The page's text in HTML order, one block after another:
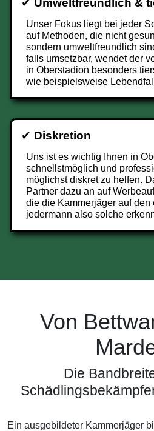
✔ Umweltfreundlich &
Unser Fokus liegt bei jeder
auf Methoden, die nicht
sondern umweltfreundlich
falls umsetzbar, wendet der
in Oberstadion besonders
wie beispielsweise
✔ Diskretion
Uns ist es wichtig Ihnen in
schnellstmöglich und
möglichst diskret zu helfen.
Partner dazu an auf
die die Kammerjäger auf den
jedermann also solche
Von
Die
Ein ausgebildeter Kammerjäger